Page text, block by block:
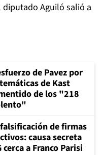
Aguiló salió a
de Pavez por
de Kast
de los "218
de firmas
causa secreta
cerca a Franco Parisi